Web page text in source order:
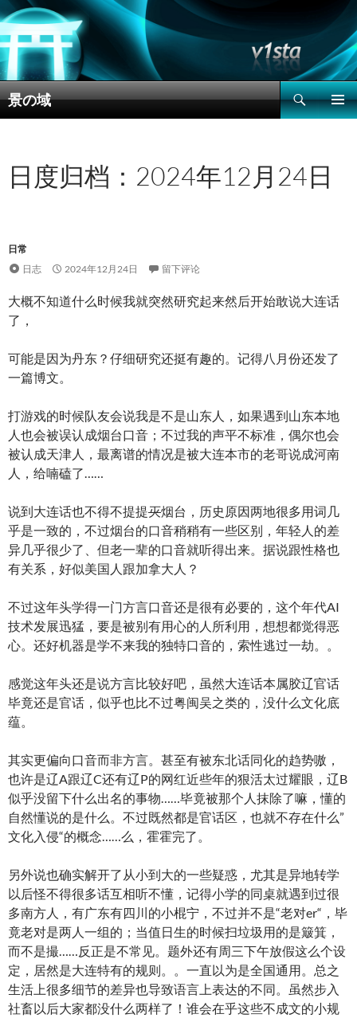
景の域
搜
索
文
日度归档：2024年12月24日
日常
日志
2024年12月24日 留下评论
大概不知道什么时候我就突然研究起来然后开始敢说大连话
了，
可能是因为丹东？仔细研究还挺有趣的。记得八月份还发了
一篇博文。
打游戏的时候队友会说我是不是山东人，如果遇到山东本地
人也会被误认成烟台口音；不过我的声平不标准，偶尔也会
被认成天津人，最离谱的情况是被大连本市的老哥说成河南
人，给喃磕了……
说到大连话也不得不提提灭烟台，历史原因两地很多用词几
乎是一致的，不过烟台的口音稍稍有一些区别，年轻人的差
异几乎很少了、但老一辈的口音就听得出来。据说跟性格也
有关系，好似美国人跟加拿大人？
不过这年头学得一门方言口音还是很有必要的，这个年代AI
技术发展迅猛，要是被别有用心的人所利用，想想都觉得恶
心。还好机器是学不来我的独特口音的，索性逃过一劫。。
感觉这年头还是说方言比较好吧，虽然大连话本属胶辽官话
毕竟还是官话，似乎也比不过粤闽吴之类的，没什么文化底
蕴。
其实更偏向口音而非方言。甚至有被东北话同化的趋势嗷，
也许是辽A跟辽C还有辽P的网红近些年的狠活太过耀眼，辽B
似乎没留下什么出名的事物……毕竟被那个人抹除了嘛，懂的
自然懂说的是什么。不过既然都是官话区，也就不存在什么”
文化入侵“的概念……么，霍霍完了。
另外说也确实解开了从小到大的一些疑惑，尤其是异地转学
以后怪不得很多话互相听不懂，记得小学的同桌就遇到过很
多南方人，有广东有四川的小棍宁，不过并不是“老对er“，毕
竟老对是两人一组的；当值日生的时候扫垃圾用的是簸箕，
而不是撮……反正是不常见。题外还有周三下午放假这么个设
定，居然是大连特有的规则。。一直以为是全国通用。总之
生活上很多细节的差异也导致语言上表达的不同。虽然步入
社畜以后大家都没什么两样了！谁会在乎这些不成文的小规